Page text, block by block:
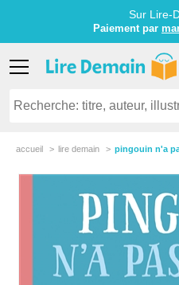
Sur Lire-
Paiement par
accueil lire demain pingouin n'a